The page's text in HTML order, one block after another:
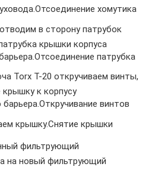
хомутика
в сторону патрубок
крышки корпуса
патрубка
Torx T-20 откручиваем винты,
к корпусу
барьера.Откручивание винтов
крышку.Снятие крышки
фильтрующий
на новый фильтрующий